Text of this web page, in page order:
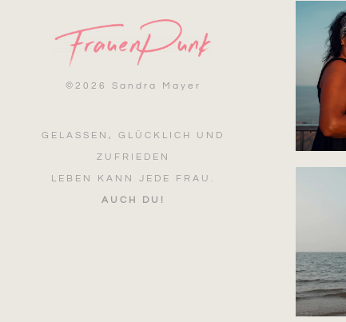
© 2026 Sandra Mayer
GELASSEN, GLÜCKLICH UND
ZUFRIEDEN
LEBEN KANN JEDE FRAU.
AUCH DU!